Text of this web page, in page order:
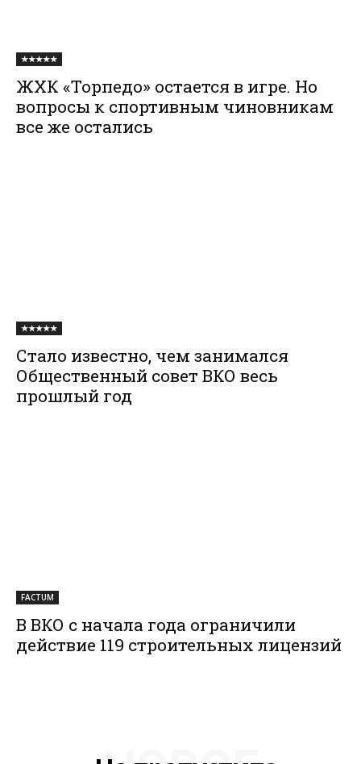
★★★★★
ЖХК «Торпедо» остается в игре. Но
вопросы к спортивным чиновникам
все же остались
★★★★★
Стало известно, чем занимался
Общественный совет ВКО весь
прошлый год
FACTUM
В ВКО с начала года ограничили
действие 119 строительных лицензий